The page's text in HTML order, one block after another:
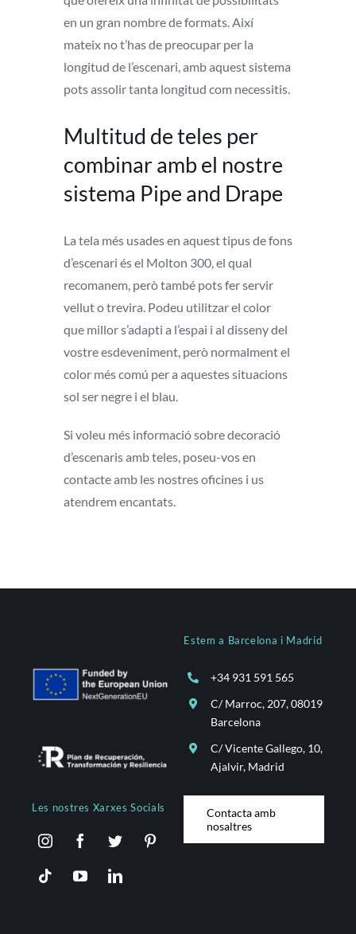
en un gran nombre de formats. Així
mateix no t’has de preocupar per la
longitud de l’escenari, amb aquest sistema
pots assolir tanta longitud com necessitis.
Multitud de teles per
combinar amb el nostre
sistema Pipe and Drape
La tela més usades en aquest tipus de fons
d’escenari és el Molton 300, el qual
recomanem, però també pots fer servir
vellut o trevira. Podeu utilitzar el color
que millor s’adapti a l’espai i al disseny del
vostre esdeveniment, però normalment el
color més comú per a aquestes situacions
sol ser negre i el blau.
Si voleu més informació sobre decoració
d’escenaris amb teles, poseu-vos en
contacte amb les nostres oficines i us
atendrem encantats.
Les nostres Xarxes Socials
Estem a Barcelona i Madrid
+34 931 591 565
C/ Marroc, 207, 08019
Barcelona
C/ Vicente Gallego, 10,
Ajalvir, Madrid
Contacta amb
nosaltres